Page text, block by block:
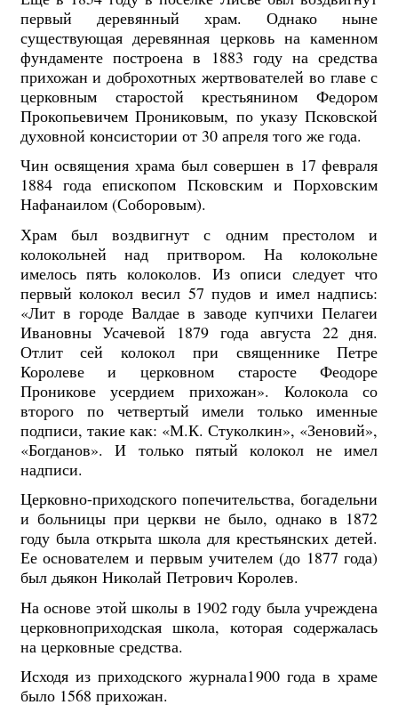
первый деревянный храм. Однако ныне
существующая деревянная церковь на каменном
фундаменте построена в 1883 году на средства
прихожан и доброхотных жертвователей во главе с
церковным старостой крестьянином Федором
Прокопьевичем Прониковым, по указу Псковской
духовной консистории от 30 апреля того же года.
Чин освящения храма был совершен в 17 февраля
1884 года епископом Псковским и Порховским
Нафанаилом (Соборовым).
Храм был воздвигнут с одним престолом и
колокольней над притвором. На колокольне
имелось пять колоколов. Из описи следует что
первый колокол весил 57 пудов и имел надпись:
«Лит в городе Валдае в заводе купчихи Пелагеи
Ивановны Усачевой 1879 года августа 22 дня.
Отлит сей колокол при священнике Петре
Королеве и церковном старосте Феодоре
Проникове усердием прихожан». Колокола со
второго по четвертый имели только именные
подписи, такие как: «М.К. Стуколкин», «Зеновий»,
«Богданов». И только пятый колокол не имел
надписи.
Церковно-приходского попечительства, богадельни
и больницы при церкви не было, однако в 1872
году была открыта школа для крестьянских детей.
Ее основателем и первым учителем (до 1877 года)
был дьякон Николай Петрович Королев.
На основе этой школы в 1902 году была учреждена
церковноприходская школа, которая содержалась
на церковные средства.
Исходя из приходского журнала1900 года в храме
было 1568 прихожан.